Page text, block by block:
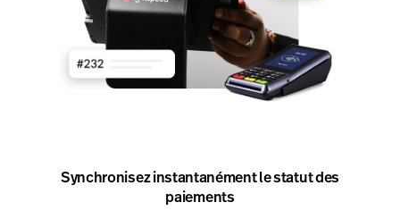
Synchronisez instantanément le statut des
paiements